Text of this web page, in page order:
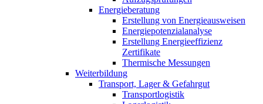
Energieberatung
Erstellung von Energieausweisen
Energiepotenzialanalyse
Erstellung Energieeffizienz
Zertifikate
Thermische Messungen
Weiterbildung
Transport, Lager & Gefahrgut
Transportlogistik